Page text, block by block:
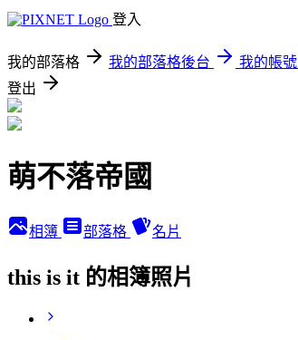
登入
我的部落格 我的部落格後台
我的帳號
登出
萌不落帝國
相簿 部落格 名片
this is it 的相簿照片